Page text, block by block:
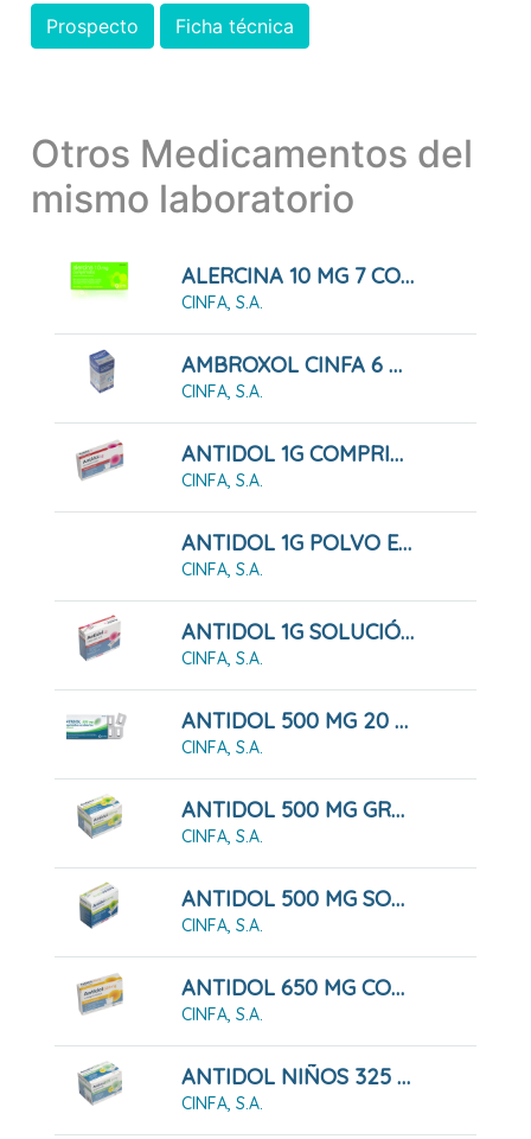
Prospecto Ficha técnica
Otros Medicamentos del
mismo laboratorio
ALERCINA 10 MG 7 COMPRIMIDOS RECUBIERTOS
CINFA, S.A.
AMBROXOL CINFA 6 MG/ML JARABE
CINFA, S.A.
ANTIDOL 1G COMPRIMIDOS
CINFA, S.A.
ANTIDOL 1G POLVO EFERVESCENTE
CINFA, S.A.
ANTIDOL 1G SOLUCIÓN ORAL
CINFA, S.A.
ANTIDOL 500 MG 20 COMPRIMIDOS RECUBIERTOS
CINFA, S.A.
ANTIDOL 500 MG GRANULADO
CINFA, S.A.
ANTIDOL 500 MG SOLUCIÓN ORAL
CINFA, S.A.
ANTIDOL 650 MG COMPRIMIDOS
CINFA, S.A.
ANTIDOL NIÑOS 325 MG GRANULADO
CINFA, S.A.